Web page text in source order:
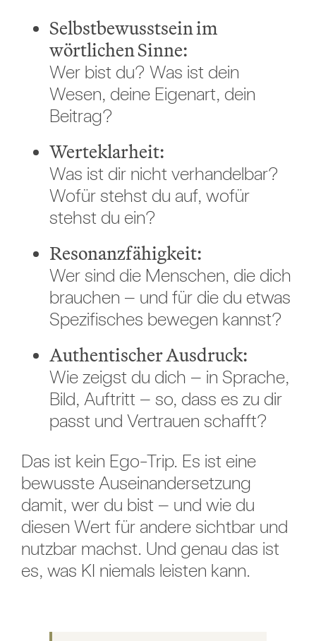
Selbstbewusstsein im
wörtlichen Sinne:
Wer bist du? Was ist dein
Wesen, deine Eigenart, dein
Beitrag?
Werteklarheit:
Was ist dir nicht verhandelbar?
Wofür stehst du auf, wofür
stehst du ein?
Resonanzfähigkeit:
Wer sind die Menschen, die dich
brauchen – und für die du etwas
Spezifisches bewegen kannst?
Authentischer Ausdruck:
Wie zeigst du dich – in Sprache,
Bild, Auftritt – so, dass es zu dir
passt und Vertrauen schafft?
Das ist kein Ego-Trip. Es ist eine
bewusste Auseinandersetzung
damit, wer du bist – und wie du
diesen Wert für andere sichtbar und
nutzbar machst. Und genau das ist
es, was KI niemals leisten kann.